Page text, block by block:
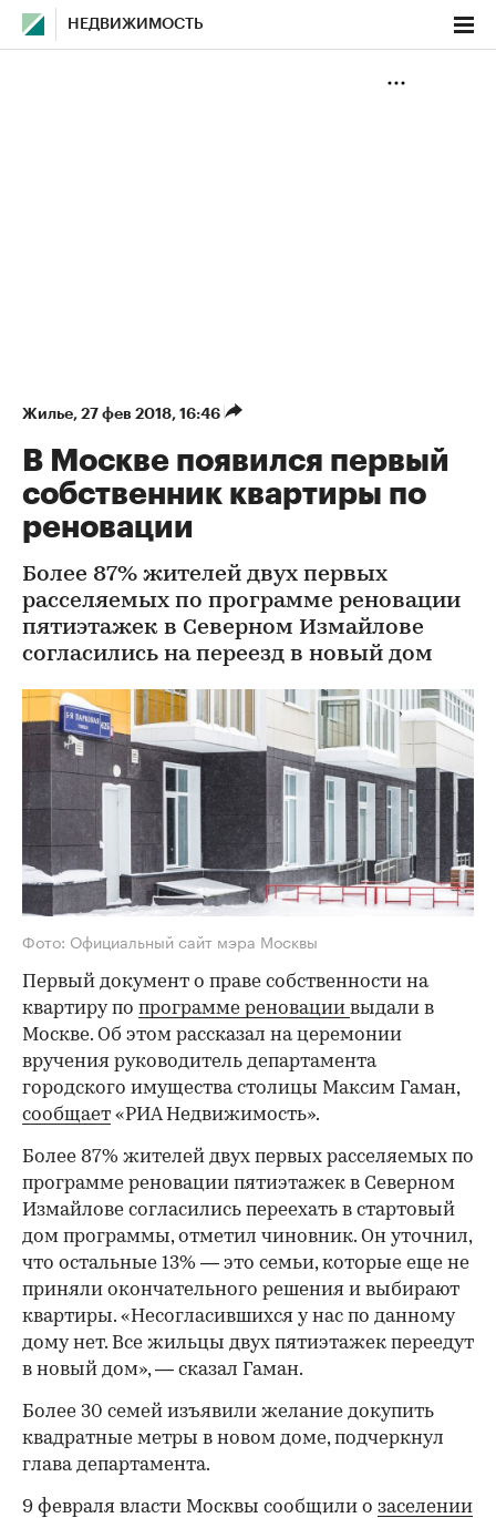
НЕДВИЖИМОСТЬ
Жилье⁠, 27 фев 2018, 16:46
В Москве появился первый
собственник квартиры по
реновации
Более 87% жителей двух первых
расселяемых по программе реновации
пятиэтажек в Северном Измайлове
согласились на переезд в новый дом
Фото: Официальный сайт мэра Москвы
Первый документ о праве собственности на
квартиру по программе реновации выдали в
Москве. Об этом рассказал на церемонии
вручения руководитель департамента
городского имущества столицы Максим Гаман,
сообщает «РИА Недвижимость».
Более 87% жителей двух первых расселяемых по
программе реновации пятиэтажек в Северном
Измайлове согласились переехать в стартовый
дом программы, отметил чиновник. Он уточнил,
что остальные 13% — это семьи, которые еще не
приняли окончательного решения и выбирают
квартиры. «Несогласившихся у нас по данному
дому нет. Все жильцы двух пятиэтажек переедут
в новый дом», — сказал Гаман.
Более 30 семей изъявили желание докупить
квадратные метры в новом доме, подчеркнул
глава департамента.
9 февраля власти Москвы сообщили о заселении